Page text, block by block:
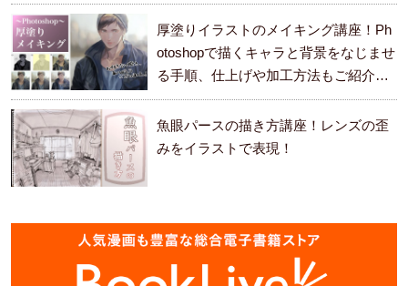
厚塗りイラストのメイキング講座！Ph
otoshopで描くキャラと背景をなじませ
る手順、仕上げや加工方法もご紹介し
ます。
魚眼パースの描き方講座！レンズの歪
みをイラストで表現！